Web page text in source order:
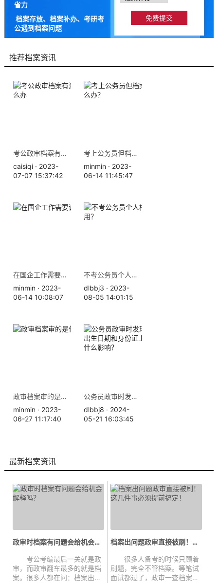
省力
档案存放、档案补办、考研考
公遇到档案问题
推荐档案资讯
考公政审档案有涂改痕迹怎么办
caisiqi · 2023-
07-07 15:37:42
考上公务员但档案丢失了怎么办？
minmin · 2023-
06-14 11:45:47
在国企工作需要调档吗？
minmin · 2023-
06-14 10:08:07
不考公务员个人档案有什么用？
dlbbj3 · 2023-
08-05 14:01:15
政审档案审的是什么？
minmin · 2023-
06-27 11:17:40
公务员政审时发现档案里的出生日期和身份证上不一致有什么影响？
dlbbj8 · 2024-
05-21 16:03:45
最新档案资讯
政审时档案有问题会给机会解释吗...
考公考编最后一关就是政
审，而政审翻车最多的就是档
案。很多人都在问：档案出了
档案出问题政审直接被刷！这几件事...
很多人备考的时候只顾着
刷题，完全不管档案。等笔试
面试都过了，政审一查档案，